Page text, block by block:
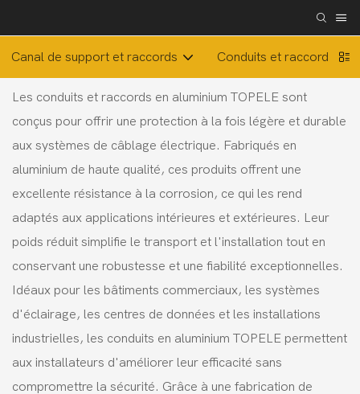
Canal de support et raccords Conduits et raccords
Les conduits et raccords en aluminium TOPELE sont
conçus pour offrir une protection à la fois légère et durable
aux systèmes de câblage électrique. Fabriqués en
aluminium de haute qualité, ces produits offrent une
excellente résistance à la corrosion, ce qui les rend
adaptés aux applications intérieures et extérieures. Leur
poids réduit simplifie le transport et l'installation tout en
conservant une robustesse et une fiabilité exceptionnelles.
Idéaux pour les bâtiments commerciaux, les systèmes
d'éclairage, les centres de données et les installations
industrielles, les conduits en aluminium TOPELE permettent
aux installateurs d'améliorer leur efficacité sans
compromettre la sécurité. Grâce à une fabrication de